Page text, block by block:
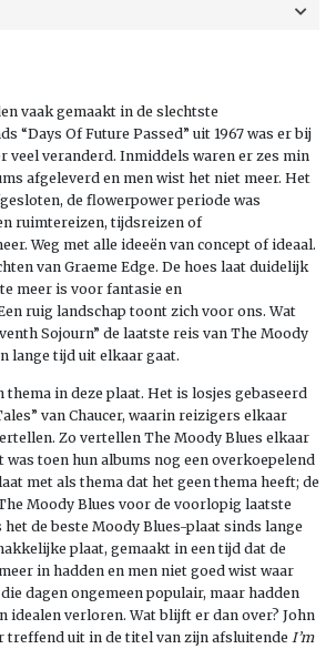
vaak gemaakt in de slechtste
“Days Of Future Passed” uit 1967 was er bij
veel veranderd. Inmiddels waren er zes min
afgeleverd en men wist het niet meer. Het
de flowerpower periode was
ruimtereizen, tijdsreizen of
Weg met alle ideeën van concept of ideaal.
van Graeme Edge. De hoes laat duidelijk
meer is voor fantasie en
ruig landschap toont zich voor ons. Wat
Sojourn” de laatste reis van The Moody
lange tijd uit elkaar gaat.
thema in deze plaat. Het is losjes gebaseerd
van Chaucer, waarin reizigers elkaar
Zo vertellen The Moody Blues elkaar
was toen hun albums nog een overkoepelend
met als thema dat het geen thema heeft; de
Moody Blues voor de voorlopig laatste
het de beste Moody Blues-plaat sinds lange
plaat, gemaakt in een tijd dat de
in hadden en men niet goed wist waar
dagen ongemeen populair, maar hadden
idealen verloren. Wat blijft er dan over? John
treffend uit in de titel van zijn afsluitende I’m